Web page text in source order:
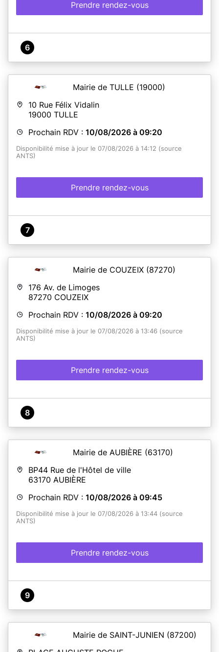
Prendre rendez-vous
6
Mairie de TULLE (19000)
10 Rue Félix Vidalin
19000 TULLE
Prochain RDV : 10/08/2026 à 09:20
Disponibilité mise à jour le 07/08/2026 à 14:12 (source
ANTS)
Prendre rendez-vous
7
Mairie de COUZEIX (87270)
176 Av. de Limoges
87270 COUZEIX
Prochain RDV : 10/08/2026 à 09:20
Disponibilité mise à jour le 07/08/2026 à 13:46 (source
ANTS)
Prendre rendez-vous
8
Mairie de AUBIÈRE (63170)
BP44 Rue de l'Hôtel de ville
63170 AUBIÈRE
Prochain RDV : 10/08/2026 à 09:45
Disponibilité mise à jour le 07/08/2026 à 13:44 (source
ANTS)
Prendre rendez-vous
9
Mairie de SAINT-JUNIEN (87200)